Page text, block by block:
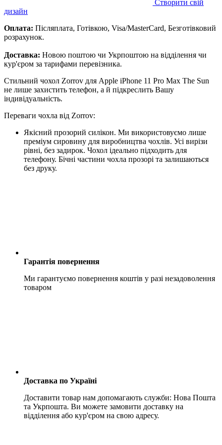
Створити свій
дизайн
Оплата: Післяплата, Готівкою, Visa/MasterCard, Безготівковий
розрахунок.
Доставка: Новою поштою чи Укрпоштою на відділення чи
кур'єром за тарифами перевізника.
Стильний чохол Zorrov для Apple iPhone 11 Pro Max The Sun
не лише захистить телефон, а й підкреслить Вашу
індивідуальність.
Переваги чохла від Zorrov:
Якісний прозорий силікон. Ми використовуємо лише
преміум сировину для виробництва чохлів. Усі вирізи
рівні, без задирок. Чохол ідеально підходить для
телефону. Бічні частини чохла прозорі та залишаються
без друку.
Гарантія повернення
Ми гарантуємо повернення коштів у разі незадоволення
товаром
Доставка по Україні
Доставити товар нам допомагають служби: Нова Пошта
та Укрпошта. Ви можете замовити доставку на
відділення або кур'єром на свою адресу.